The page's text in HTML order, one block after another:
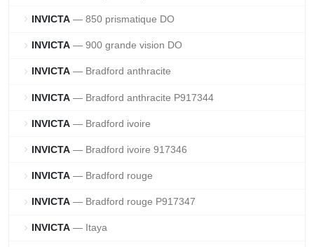
chevron_right INVICTA — 850 prismatique DO
chevron_right INVICTA — 900 grande vision DO
chevron_right INVICTA — Bradford anthracite
chevron_right INVICTA — Bradford anthracite P917344
chevron_right INVICTA — Bradford ivoire
chevron_right INVICTA — Bradford ivoire 917346
chevron_right INVICTA — Bradford rouge
chevron_right INVICTA — Bradford rouge P917347
chevron_right INVICTA — Itaya